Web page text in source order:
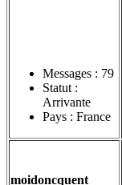
Messages : 79
Statut :
Arrivante
Pays : France
moidoncquent